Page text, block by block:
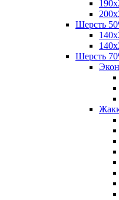
Шерсть
Шерсть